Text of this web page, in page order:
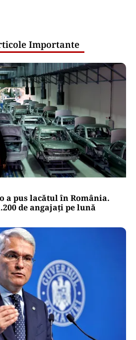
trece un prag istoric: câștigul
participanți a depășit
de lei
cibernetice expun
statului român: ANP
e‑Terra. Ce ascund
oficiale și cine răspunde
IT a instituțiilor
Importante